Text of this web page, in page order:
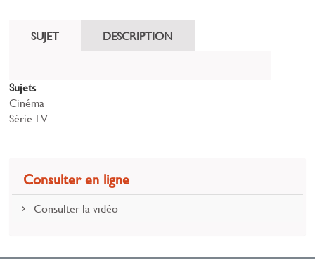
SUJET DESCRIPTION
Sujets
Cinéma
Série TV
Consulter en ligne
Consulter la vidéo